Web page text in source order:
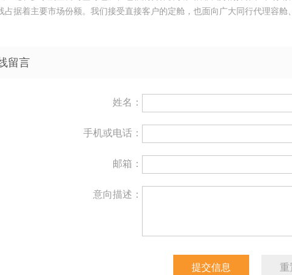
占据着主要市场份额。我们接受直接客户的定舱，也面向广大同行代理容舱
留言
姓名：
手机或电话：
邮箱：
意向描述：